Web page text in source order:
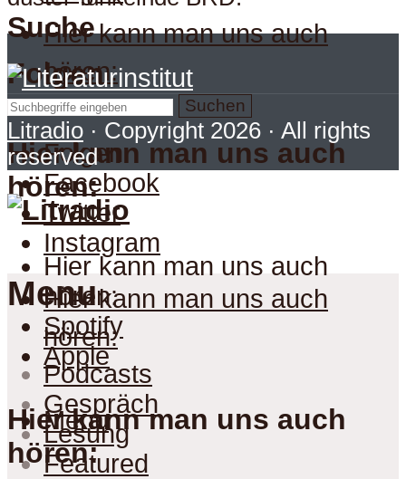
Suche
Suchen
Hier kann man uns auch
hören:
Hier kann man uns auch
hören:
Hier kann man uns auch
hören:
Spotify
Apple
Menu
Folgen
Folgen
Facebook
Twitter
Instagram
Hier kann man uns auch
hören:
Hier kann man uns auch
hören:
Litradio · Copyright 2026 · All rights
reserved
Menu
Podcasts
Gespräch
Lesung
Featured